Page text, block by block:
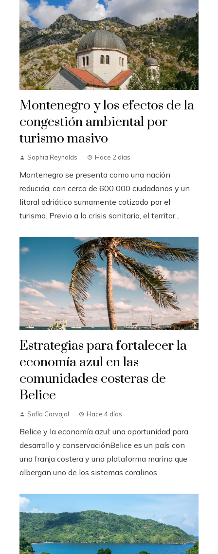
Montenegro y los efectos de la
congestión ambiental por
turismo masivo
Sophia Reynolds Hace 2 días
Montenegro se presenta como una nación
reducida, con cerca de 600 000 ciudadanos y un
litoral adriático sumamente cotizado por el
turismo. Previo a la crisis sanitaria, el territor...
Estrategias para fortalecer la
economía azul en las
comunidades costeras de
Belice
Sofía Carvajal Hace 4 días
Belice y la economía azul: una oportunidad para
desarrollo y conservaciónBelice es un país con
una franja costera y una plataforma marina que
albergan uno de los sistemas coralinos...